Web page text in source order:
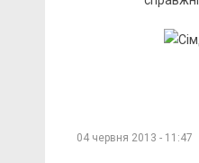
04 червня 2013 - 11:47